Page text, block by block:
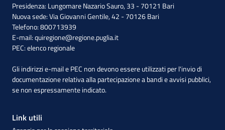
Presidenza: Lungomare Nazario Sauro, 33 - 70121 Bari
Nuova sede: Via Giovanni Gentile, 42 - 70126 Bari
Telefono: 800713939
E-mail:quiregione@regione.puglia.it
PEC:elenco regionale
Gli indirizzi e-mail e PEC non devono essere utilizzati per l'invio di
documentazione relativa alla partecipazione a bandi e avvisi pubblici,
se non espressamente indicato.
Link utili